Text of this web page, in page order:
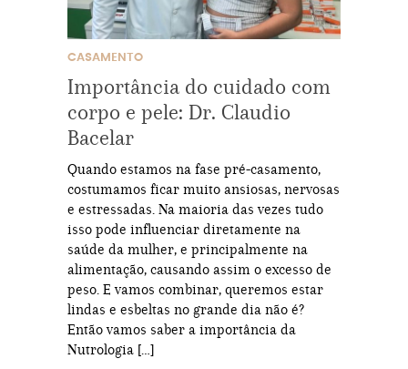
CASAMENTO
Importância do cuidado com
corpo e pele: Dr. Claudio
Bacelar
Quando estamos na fase pré-casamento,
costumamos ficar muito ansiosas, nervosas
e estressadas. Na maioria das vezes tudo
isso pode influenciar diretamente na
saúde da mulher, e principalmente na
alimentação, causando assim o excesso de
peso. E vamos combinar, queremos estar
lindas e esbeltas no grande dia não é?
Então vamos saber a importância da
Nutrologia […]